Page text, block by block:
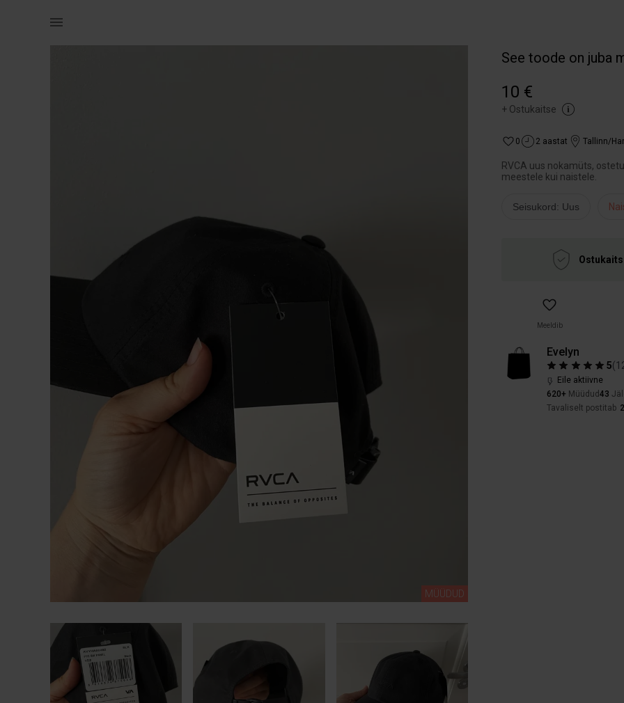
MÜÜDUD
See toode on juba
10 €
+ Ostukaitse
0 2 aastat Tallinn/
RVCA uus nokamüts,
meestele kui naistele.
Seisukord: Uus
Meeldib
Evelyn
5(
Eile aktiivne
620+ Müüdud 43
Tavaliselt postitab